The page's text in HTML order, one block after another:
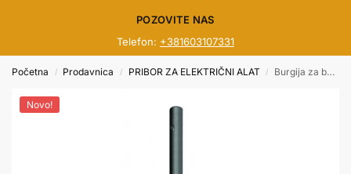
POZOVITE NAS
Telefon: +381603107331
Početna / Prodavnica / PRIBOR ZA ELEKTRIČNI ALAT / Burgija za beton ø6 (60x100mm) 157727
Novo!